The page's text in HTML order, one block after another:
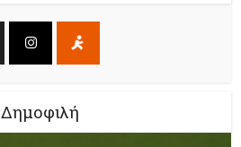
Δημοφιλή